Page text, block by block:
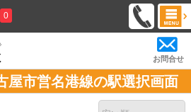
0
お問合せ
屋市営名港線の駅選択画面